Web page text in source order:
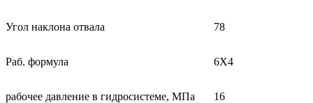
Угол наклона отвала 78
Раб. формула 6Х4
рабочее давление в гидросистеме, МПа 16